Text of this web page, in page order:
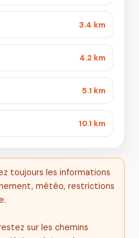
3.4 km
4.2 km
5.1 km
10.1 km
toujours les informations
météo, restrictions
sur les chemins